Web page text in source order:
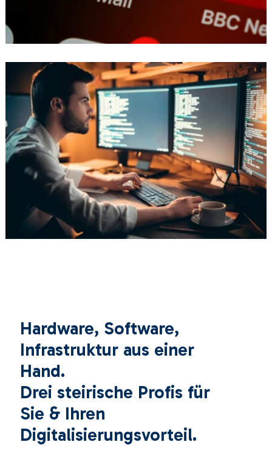
Hardware, Software,
Infrastruktur aus einer
Hand.
Drei steirische Profis für
Sie & Ihren
Digitalisierungsvorteil.